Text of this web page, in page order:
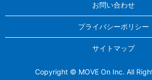
お問い合わせ
プライバシーポリシー
サイトマップ
Copyright © MOVE On Inc. All